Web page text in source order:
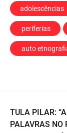
adolescências
periferias
auto
TULA PILAR:
PALAVRAS NO